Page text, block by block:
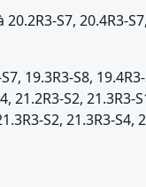
S7, 20.4R3-
19.3R3-S8,
21.2R3-S2, 21.3R3-
S2, 21.3R3-S4,